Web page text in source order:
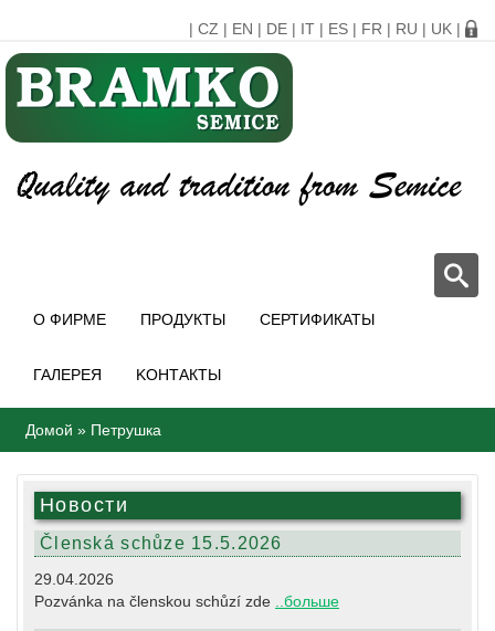
| CZ | EN | DE | IT | ES | FR | RU | UK |
О ФИРМЕ ПРОДУКТЫ СЕРТИФИКАТЫ
ГАЛЕРЕЯ KОНТАКТЫ
Домой » Петрушка
Новости
Členská schůze 15.5.2026
29.04.2026
Pozvánka na členskou schůzí zde
..больше